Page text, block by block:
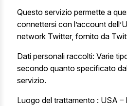
Questo servizio permette a
connettersi con l’account
network Twitter, fornito da
Dati personali raccolti: Varie
secondo quanto specificato
servizio.
Luogo del trattamento : USA –